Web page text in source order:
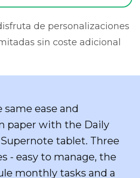
de personalizaciones
sin coste adicional
ease and
paper with the Daily
tablet. Three
- easy to manage, the
monthly tasks and a